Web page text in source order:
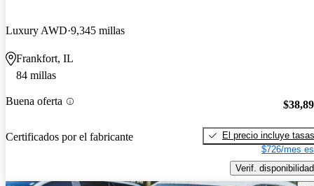
Luxury AWD 9,345 millas
Frankfort, IL
84 millas
Buena oferta
Certificados por el fabricante
El precio incluye tasas
$726/mes
Verif. disponibilidad